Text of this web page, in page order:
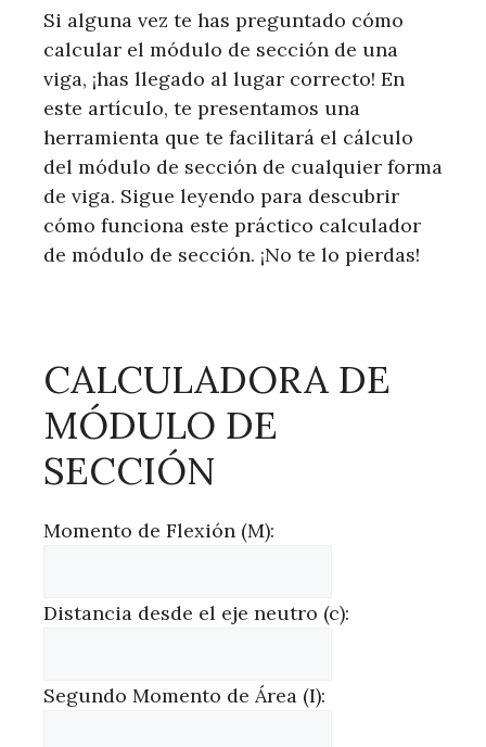
Si alguna vez te has preguntado cómo
calcular el módulo de sección de una
viga, ¡has llegado al lugar correcto! En
este artículo, te presentamos una
herramienta que te facilitará el cálculo
del módulo de sección de cualquier forma
de viga. Sigue leyendo para descubrir
cómo funciona este práctico calculador
de módulo de sección. ¡No te lo pierdas!
CALCULADORA DE
MÓDULO DE
SECCIÓN
Momento de Flexión (M):
Distancia desde el eje neutro (c):
Segundo Momento de Área (I):